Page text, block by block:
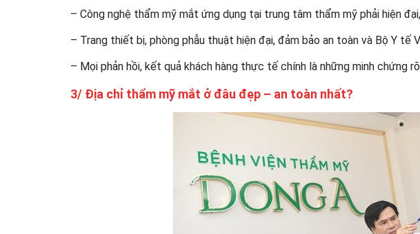
– Công nghệ thẩm mỹ mắt ứng dụng tại trung tâm thẩm mỹ phải hiện
– Trang thiết bị, phòng phẫu thuật hiện đại, đảm bảo an toàn và Bộ Y tế
– Mọi phản hồi, kết quả khách hàng thực tế chính là những minh chứng
3/ Địa chỉ thẩm mỹ mắt ở đâu đẹp – an toàn nhất?